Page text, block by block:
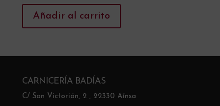
Añadir al carrito
CARNICERÍA BADÍAS
C/ San Victorián, 2 , 22330 Aínsa